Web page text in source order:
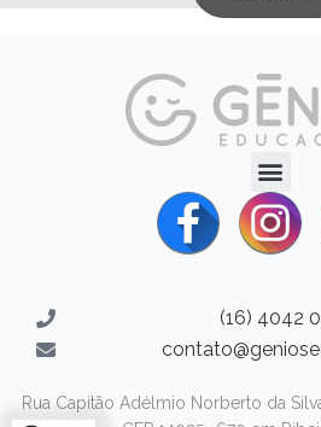
(16) 4042
Rua Capitão Adélmio Norberto da